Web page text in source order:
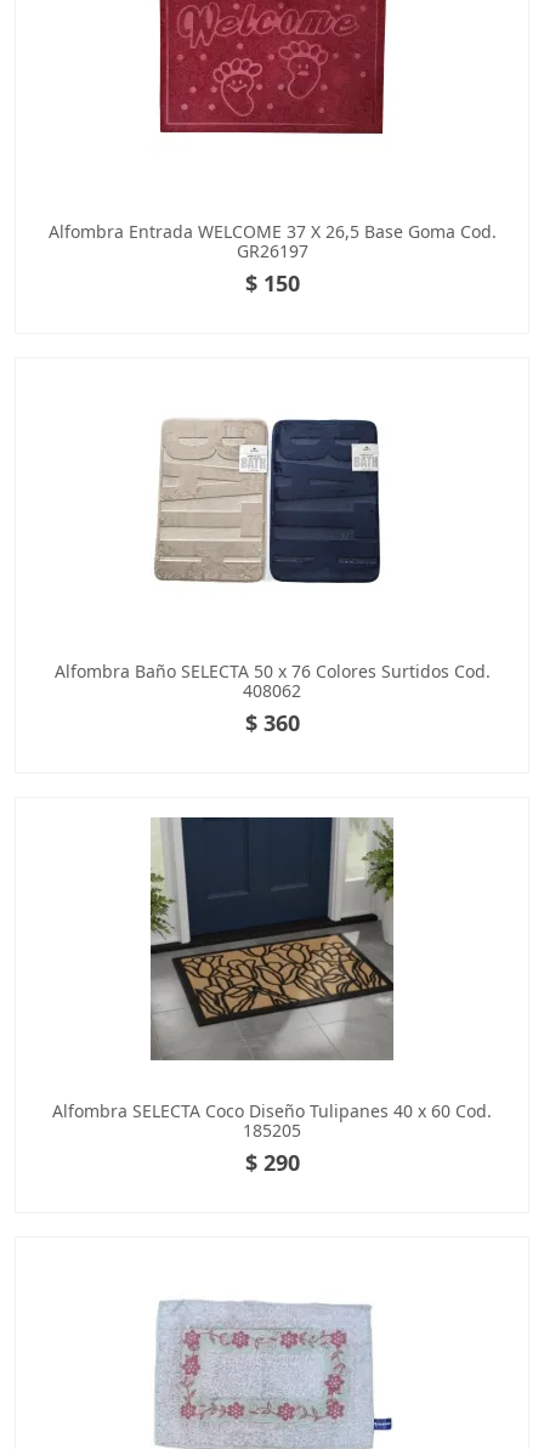
Alfombra Entrada WELCOME 37 X 26,5 Base Goma Cod.
GR26197
$ 150
Alfombra Baño SELECTA 50 x 76 Colores Surtidos Cod.
408062
$ 360
Alfombra SELECTA Coco Diseño Tulipanes 40 x 60 Cod.
185205
$ 290